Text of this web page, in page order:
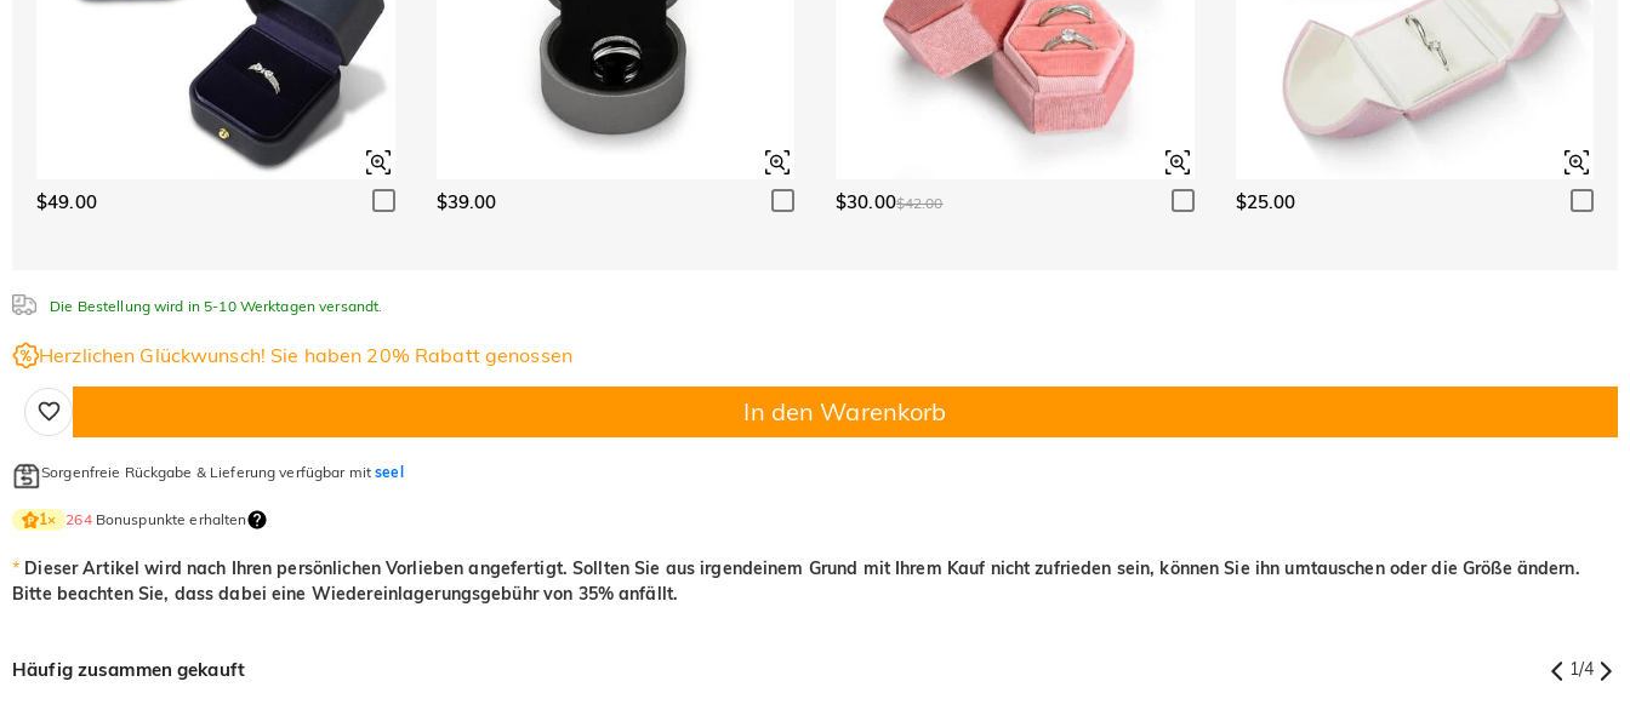
$49.00 $39.00 $30.00$42.00 $25.00
Die Bestellung wird in 5-10 Werktagen versandt.
Herzlichen Glückwunsch! Sie haben 20% Rabatt genossen
In den Warenkorb
Sorgenfreie Rückgabe & Lieferung verfügbar mitseel
1× 264Bonuspunkte erhalten
* Dieser Artikel wird nach Ihren persönlichen Vorlieben angefertigt. Sollten Sie aus irgendeinem Grund mit Ihrem Kauf nicht zufrieden sein, können Sie ihn umtauschen oder die Größe ändern.
Bitte beachten Sie, dass dabei eine Wiedereinlagerungsgebühr von 35% anfällt.
Häufig zusammen gekauft 1/4